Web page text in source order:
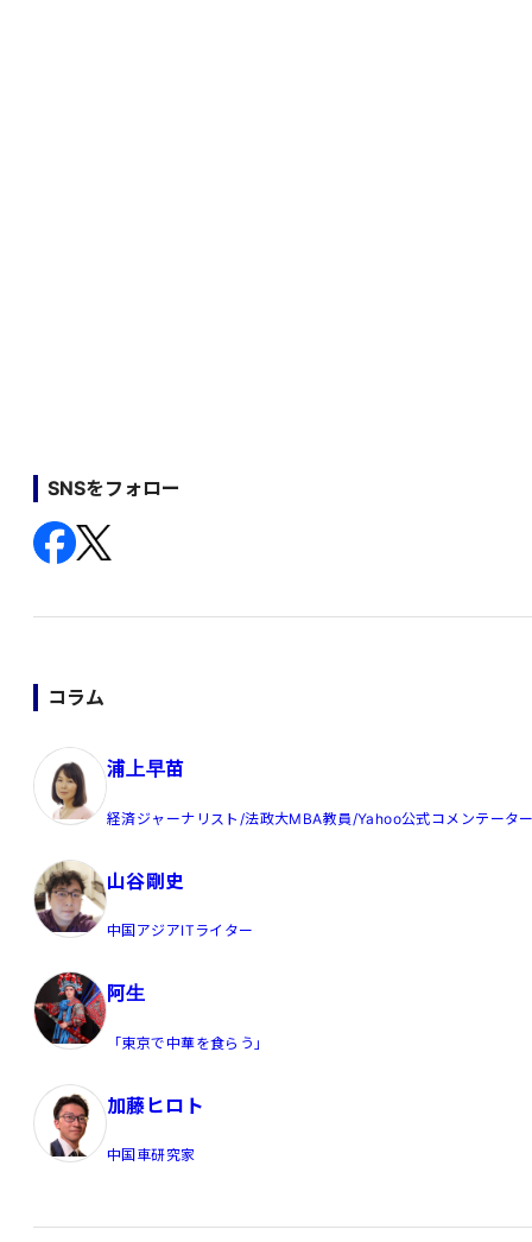
SNSをフォロー
コラム
浦上早苗
経済ジャーナリスト/法政大MBA教員/Yahoo公式コメンテータ
山谷剛史
中国アジアITライター
阿生
「東京で中華を食らう」
加藤ヒロト
中国車研究家